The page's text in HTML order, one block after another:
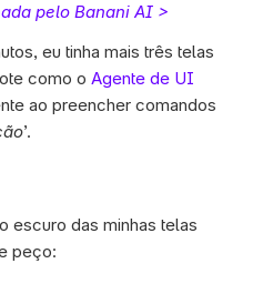
pelo Banani AI >
eu tinha mais três telas
como o Agente de UI
ao preencher comandos
’.
escuro das minhas telas
peço: